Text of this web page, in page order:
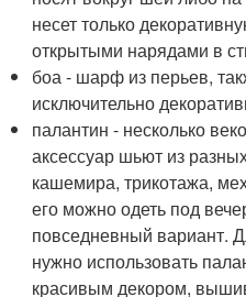
несет только
открытыми нарядами в
боа - шарф из перьев,
исключительно
палантин - несколько
аксессуар шьют из
кашемира, трикотажа,
его можно одеть под
повседневный вариант.
нужно использовать
красивым декором,